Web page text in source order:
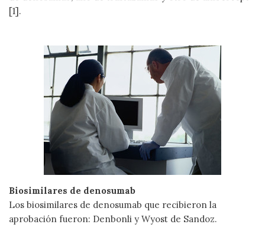
[1].
Biosimilares de denosumab
Los biosimilares de denosumab que recibieron la
aprobación fueron: Denbonli y Wyost de Sandoz.